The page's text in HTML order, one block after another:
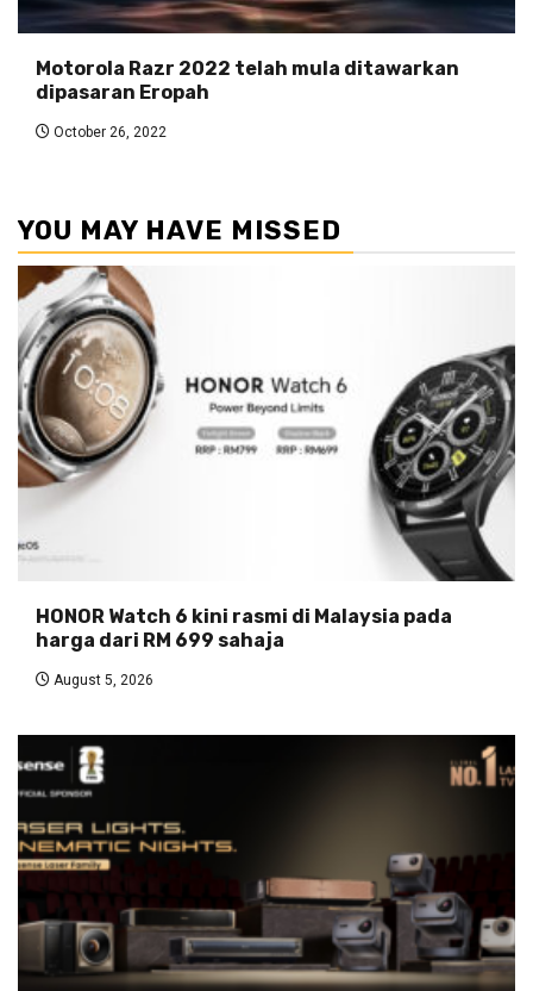
Motorola Razr 2022 telah mula ditawarkan
dipasaran Eropah
October 26, 2022
YOU MAY HAVE MISSED
HONOR Watch 6 kini rasmi di Malaysia pada
harga dari RM 699 sahaja
August 5, 2026